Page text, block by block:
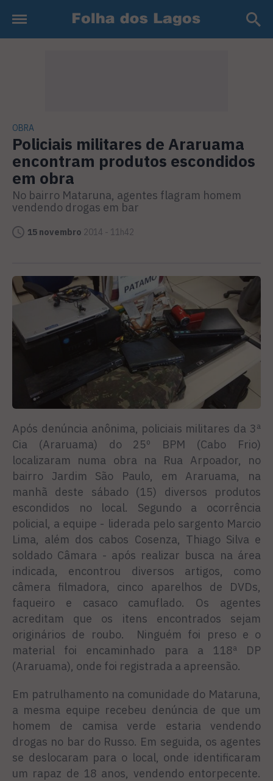
OBRA
Policiais militares de Araruama
encontram produtos escondidos
em obra
No bairro Mataruna, agentes flagram homem
vendendo drogas em bar
15 novembro 2014 - 11h42
Após denúncia anônima, policiais militares da 3ª
Cia (Araruama) do 25º BPM (Cabo Frio)
localizaram numa obra na Rua Arpoador, no
bairro Jardim São Paulo, em Araruama, na
manhã deste sábado (15) diversos produtos
escondidos no local. Segundo a ocorrência
policial, a equipe - liderada pelo sargento Marcio
Lima, além dos cabos Cosenza, Thiago Silva e
soldado Câmara - após realizar busca na área
indicada, encontrou diversos artigos, como
câmera filmadora, cinco aparelhos de DVDs,
faqueiro e casaco camuflado. Os agentes
acreditam que os itens encontrados sejam
originários de roubo. Ninguém foi preso e o
material foi encaminhado para a 118ª DP
(Araruama), onde foi registrada a apreensão.
Em patrulhamento na comunidade do Mataruna,
a mesma equipe recebeu denúncia de que um
homem de camisa verde estaria vendendo
drogas no bar do Russo. Em seguida, os agentes
se deslocaram para o local, onde identificaram
um rapaz de 18 anos, vendendo entorpecente.